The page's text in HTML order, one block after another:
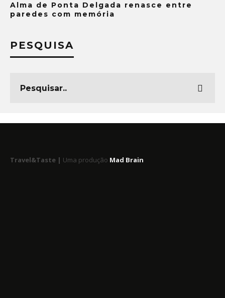
Alma de Ponta Delgada renasce entre
paredes com memória
PESQUISA
Travel&Taste | Uma produção Mad Brain